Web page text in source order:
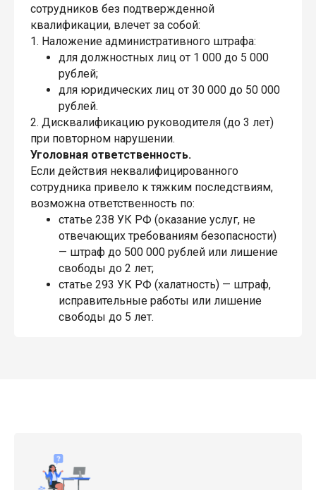
сотрудников без подтвержденной
квалификации, влечет за собой:
1. Наложение административного штрафа:
для должностных лиц от 1 000 до 5 000
рублей;
для юридических лиц от 30 000 до 50 000
рублей.
2. Дисквалификацию руководителя (до 3 лет)
при повторном нарушении.
Уголовная ответственность.
Если действия неквалифицированного
сотрудника привело к тяжким последствиям,
возможна ответственность по:
статье 238 УК РФ (оказание услуг, не
отвечающих требованиям безопасности)
— штраф до 500 000 рублей или лишение
свободы до 2 лет;
статье 293 УК РФ (халатность) — штраф,
исправительные работы или лишение
свободы до 5 лет.